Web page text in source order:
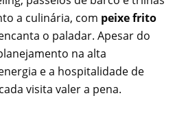
a culinária, com peixe frito
o paladar. Apesar do
na alta
e a hospitalidade de
visita valer a pena.